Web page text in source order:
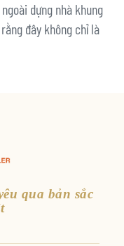
dựng nhà khung
đây không chỉ là
qua bản sắc